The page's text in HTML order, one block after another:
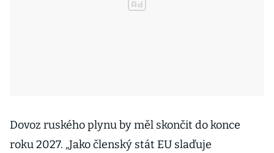
Dovoz ruského plynu by měl skončit do konce
roku 2027. „Jako členský stát EU slaďuje